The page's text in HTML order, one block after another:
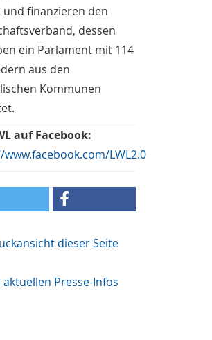
finanzieren den
dessen
ein Parlament mit 114
aus den
Kommunen
auf Facebook:
LWL2.0
dieser Seite
aktuellen Presse-Infos